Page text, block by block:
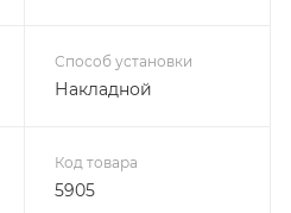
Способ установки
Накладной
Код товара
5905